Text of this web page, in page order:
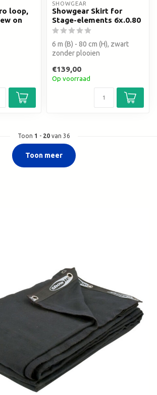
loop,
on
SHOWGEAR
Showgear Skirt for
Stage-elements 6x.0.80
6 m (B) - 80 cm (H), zwart
zonder plooien
€139,00
Op voorraad
Toon 1 - 20 van 36
Toon meer